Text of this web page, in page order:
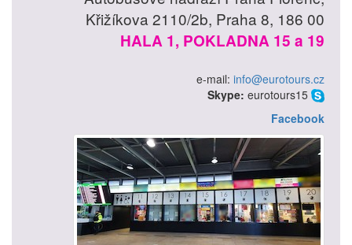
Křižíkova 2110/2b, Praha 8, 186 00
HALA 1, POKLADNA 15 a 19
e-mail: info@eurotours.cz
Skype: eurotours15
Facebook